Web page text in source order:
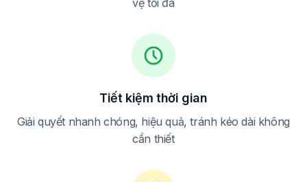
vệ tối đa
Tiết kiệm thời gian
Giải quyết nhanh chóng, hiệu quả, tránh kéo dài không
cần thiết